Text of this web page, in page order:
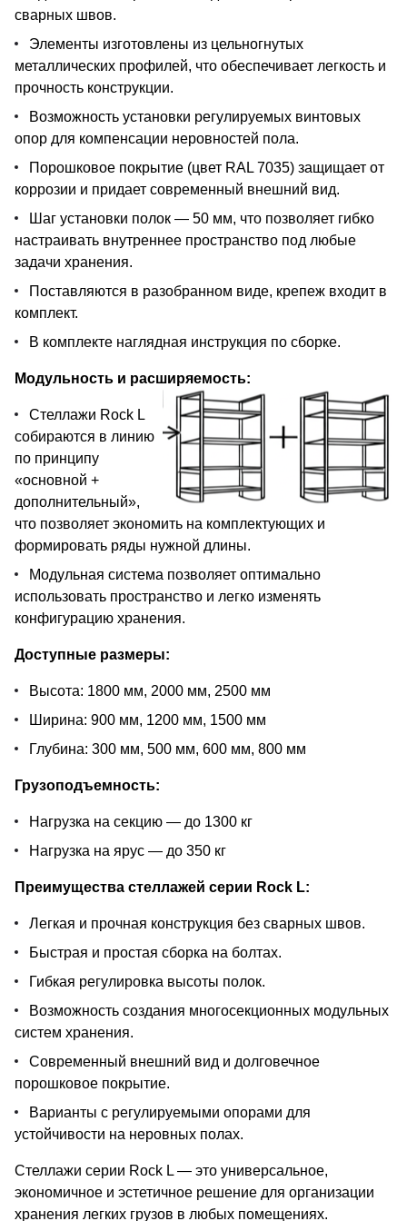
сварных швов.
Элементы изготовлены из цельногнутых
металлических профилей, что обеспечивает легкость и
прочность конструкции.
Возможность установки регулируемых винтовых
опор для компенсации неровностей пола.
Порошковое покрытие (цвет RAL 7035) защищает от
коррозии и придает современный внешний вид.
Шаг установки полок — 50 мм, что позволяет гибко
настраивать внутреннее пространство под любые
задачи хранения.
Поставляются в разобранном виде, крепеж входит в
комплект.
В комплекте наглядная инструкция по сборке.
Модульность и расширяемость:
Стеллажи Rock L
собираются в линию
по принципу
«основной +
дополнительный»,
что позволяет экономить на комплектующих и
формировать ряды нужной длины.
Модульная система позволяет оптимально
использовать пространство и легко изменять
конфигурацию хранения.
Доступные размеры:
Высота: 1800 мм, 2000 мм, 2500 мм
Ширина: 900 мм, 1200 мм, 1500 мм
Глубина: 300 мм, 500 мм, 600 мм, 800 мм
Грузоподъемность:
Нагрузка на секцию — до 1300 кг
Нагрузка на ярус — до 350 кг
Преимущества стеллажей серии Rock L:
Легкая и прочная конструкция без сварных швов.
Быстрая и простая сборка на болтах.
Гибкая регулировка высоты полок.
Возможность создания многосекционных модульных
систем хранения.
Современный внешний вид и долговечное
порошковое покрытие.
Варианты с регулируемыми опорами для
устойчивости на неровных полах.
Стеллажи серии Rock L — это универсальное,
экономичное и эстетичное решение для организации
хранения легких грузов в любых помещениях.